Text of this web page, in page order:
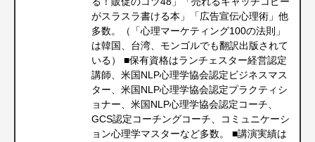
がスラスラ書ける本」「広告宣伝心理術」他
多数。（「心理マーケティング100の法則」
は韓国、台湾、モンゴルでも翻訳出版されて
いる） ■保有資格はランチェスター経営認定
講師、米国NLP心理学協会認定ビジネスマス
ター、米国NLP心理学協会認定プラクティシ
ョナー、米国NLP心理学協会認定コーチ、
GCS認定コーチングコーチ、コミュニケーシ
ョン心理学マスターなど多数。 ■講演実績は